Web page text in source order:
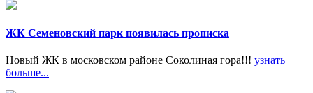
ЖК Семеновский парк появилась прописка
Новый ЖК в московском районе Соколиная гора!!! узнать
больше...